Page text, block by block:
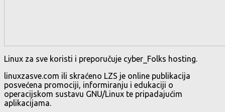
Linux za sve koristi i preporučuje cyber_Folks hosting.
linuxzasve.com ili skraćeno LZS je online publikacija
posvećena promociji, informiranju i edukaciji o
operacijskom sustavu GNU/Linux te pripadajućim
aplikacijama.